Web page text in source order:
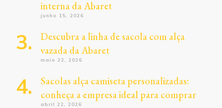
interna da Abaret
junho 15, 2026
Descubra a linha de sacola com alça
vazada da Abaret
maio 22, 2026
Sacolas alça camiseta personalizadas:
conheça a empresa ideal para comprar
abril 22, 2026